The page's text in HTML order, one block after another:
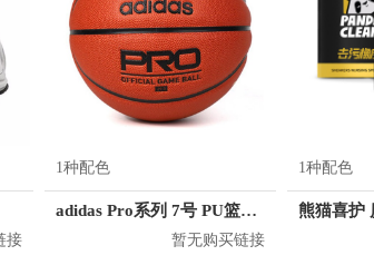
接
1种配色
adidas Pro系列 7号 PU篮球 DY7891
暂无购买链接
1种配色
熊猫喜护